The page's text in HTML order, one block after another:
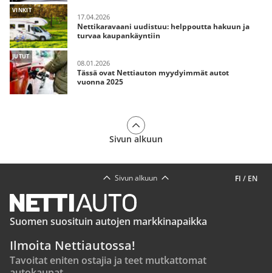
VINKIT
17.04.2026
Nettikaravaani uudistuu: helppoutta hakuun ja
turvaa kaupankäyntiin
JUTUT
08.01.2026
Tässä ovat Nettiauton myydyimmät autot
vuonna 2025
Sivun alkuun
FI / EN
Sivun alkuun
Suomen suosituin autojen markkinapaikka
Ilmoita Nettiautossa!
Tavoitat eniten ostajia ja teet mutkattomat